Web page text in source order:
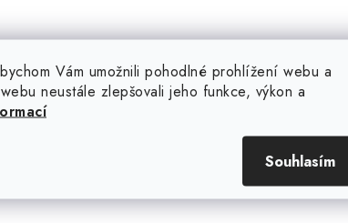
Vám umožnili pohodlné prohlížení webu a
neustále zlepšovali jeho funkce, výkon a
Souhlasím